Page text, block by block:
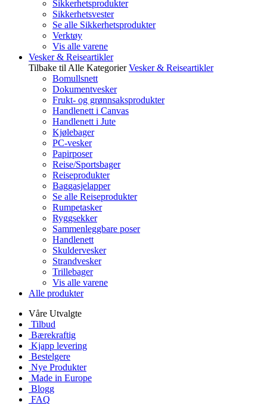
Sikkerhetsprodukter
Sikkerhetsvester
Se alle Sikkerhetsprodukter
Verktøy
Vis alle varene
Vesker & Reiseartikler
Tilbake til Alle Kategorier Vesker & Reiseartikler
Bomullsnett
Dokumentvesker
Frukt- og grønnsaksprodukter
Handlenett i Canvas
Handlenett i Jute
Kjølebager
PC-vesker
Papirposer
Reise/Sportsbager
Reiseprodukter
Baggasjelapper
Se alle Reiseprodukter
Rumpetasker
Ryggsekker
Sammenleggbare poser
Handlenett
Skuldervesker
Strandvesker
Trillebager
Vis alle varene
Alle produkter
Våre Utvalgte
Tilbud
Bærekraftig
Kjapp levering
Bestelgere
Nye Produkter
Made in Europe
Blogg
FAQ